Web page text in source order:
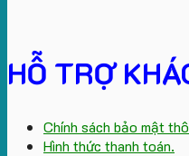
HỖ TRỢ
Chính sách bảo mật
Hình thức thanh toán.